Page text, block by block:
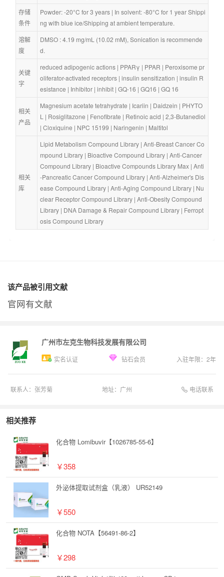
存储
条件
Powder: -20°C for 3 years | In solvent: -80°C for 1 year Shippi
ng with blue ice/Shipping at ambient temperature.
溶解
度
DMSO : 4.19 mg/mL (10.02 mM), Sonication is recommende
d.
关键
字
reduced adipogenic actions | PPARγ | PPAR | Peroxisome pr
oliferator-activated receptors | insulin sensitization | insulin R
esistance | Inhibitor | inhibit | GQ-16 | GQ16 | GQ 16
相关
产品
Magnesium acetate tetrahydrate | Icariin | Daidzein | PHYTO
L | Rosiglitazone | Fenofibrate | Retinoic acid | 2,3-Butanediol
| Cloxiquine | NPC 15199 | Naringenin | Maltitol
相关
库
Lipid Metabolism Compound Library | Anti-Breast Cancer Co
mpound Library | Bioactive Compound Library | Anti-Cancer
Compound Library | Bioactive Compounds Library Max | Anti
-Pancreatic Cancer Compound Library | Anti-Alzheimer's Dis
ease Compound Library | Anti-Aging Compound Library | Nu
clear Receptor Compound Library | Anti-Obesity Compound
Library | DNA Damage & Repair Compound Library | Ferropt
osis Compound Library
该产品被引用文献
官网有文献
广州市左克生物科技发展有限公司
实名认证 钻石会员 入驻年限： 2年
联系人： 张芳菊 地址： 广州 电话联系
相关推荐
化合物 Lomibuvir【1026785-55-6】
￥358
外泌体提取试剂盒（乳液） UR52149
￥550
化合物 NOTA【56491-86-2】
￥298